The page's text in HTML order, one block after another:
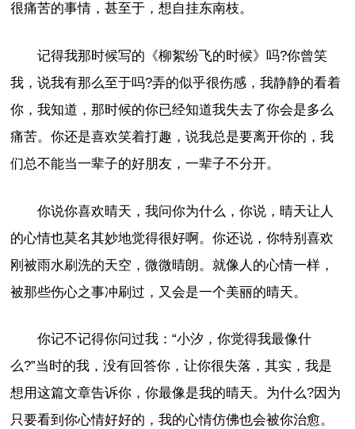
很痛苦的事情，甚至于，想自挂东南枝。
记得我那时候写的《柳絮纷飞的时候》吗?你曾笑
我，说我有那么至于吗?弄的似乎很伤感，我静静的看着
你，我知道，那时候的你已经知道我失去了你会是多么
痛苦。你还是喜欢笑着打趣，说我总是要离开你的，我
们总不能当一辈子的好朋友，一辈子不分开。
你说你喜欢晴天，我问你为什么，你说，晴天让人
的心情也莫名其妙地觉得很好啊。你还说，你特别喜欢
刚被雨水刷洗的天空，微微晴朗。就像人的心情一样，
被那些伤心之事冲刷过，又会是一个美丽的晴天。
你记不记得你问过我：“小汐，你觉得我最像什
么?”当时的我，没有回答你，让你很失落，其实，我是
想用这篇文章告诉你，你最像是我的晴天。为什么?因为
只要看到你心情好好的，我的心情仿佛也会被你治愈。